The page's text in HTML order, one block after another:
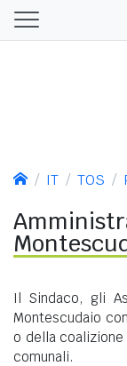
IT TOS
Il Sindaco, gli
Montescudaio
o della
comunali.